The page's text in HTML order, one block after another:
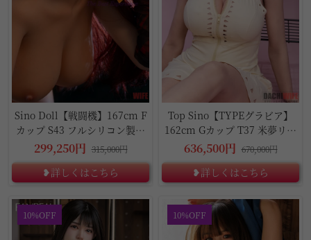
Sino Doll【戦闘機】167cm F
カップ S43 フルシリコン製リ
アルドール
299,250円 315,000円
❥詳しくはこちら
Top Sino【TYPEグラビア】
162cm Gカップ T37 米夢リア
ルドール
636,500円 670,000円
❥詳しくはこちら
10%OFF 10%OFF